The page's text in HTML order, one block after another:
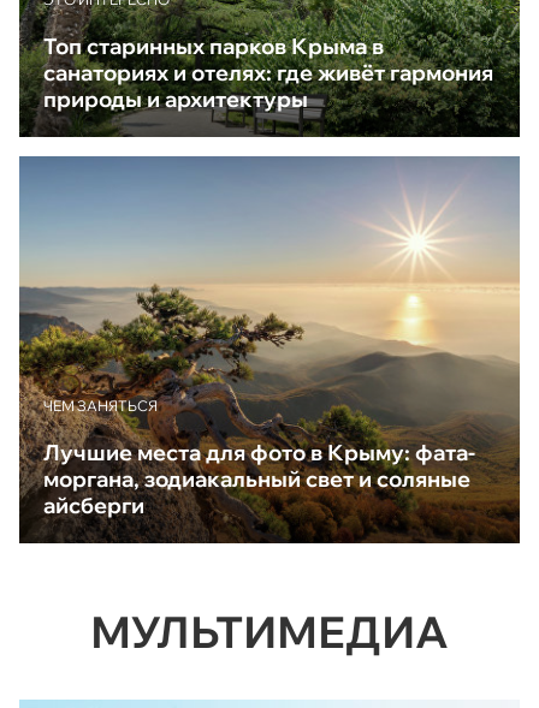
Топ старинных парков Крыма в
санаториях и отелях: где живёт гармония
природы и архитектуры
ЧЕМ ЗАНЯТЬСЯ
Лучшие места для фото в Крыму: фата-
моргана, зодиакальный свет и соляные
айсберги
МУЛЬТИМЕДИА